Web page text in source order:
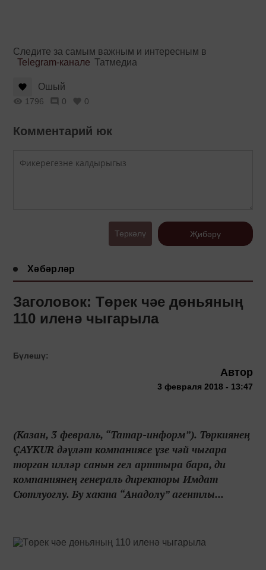
Следите за самым важным и интересным в
Telegram-канале Татмедиа
Ошый
1796 0 0
Комментарий юк
Теркәлү Җибәрү
Хәбәрләр
Заголовок: Төрек чәе дөньяның
110 иленә чыгарыла
Бүлешү:
Автор
3 февраля 2018 - 13:47
(Казан, 3 февраль, “Татар-информ”). Төркиянең
ÇAYKUR дәүләт компаниясе үзе чәй чыгара
торган илләр санын гел арттыра бара, ди
компаниянең генераль директоры Имдат
Сютлуоглу. Бу хакта “Анадолу” агентлы...